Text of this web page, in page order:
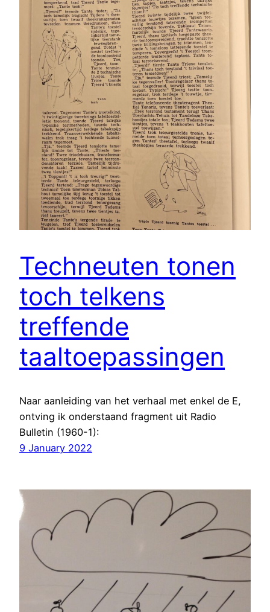
Techneuten tonen
toch telkens
treffende
taaltoepassingen
Naar aanleiding van het verhaal met enkel de E,
ontving ik onderstaand fragment uit Radio
Bulletin (1960-1):
9 January 2022